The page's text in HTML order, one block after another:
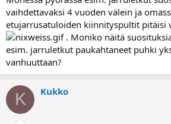
u
n
a
l
o
i
t
t
a
j
a
i
v
ä
vaihdettavaksi 4 vuoden välein ja
etujarrusatuloiden kiinnityspultit pitäisi
. Moniko näitä
esim. jarruletkut paukahtaneet puhki
vanhuuttaan?
K Kukko